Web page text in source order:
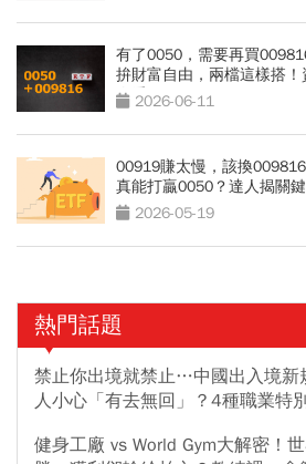
有了0050，需要再買
拚財富自由，兩檔這樣搭
次看2026-06-11
00919賺太慢，該換
真能打贏0050？達人揭關
刃 2026-05-19
熱門話題
禁止你出境就禁止…中國出入境
人小心「有去無回」？4種職業特
健身工廠 vs World Gym大解密！